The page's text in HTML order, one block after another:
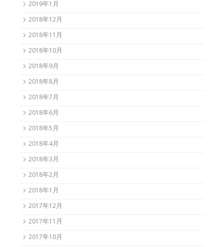
2019年1月
2018年12月
2018年11月
2018年10月
2018年9月
2018年8月
2018年7月
2018年6月
2018年5月
2018年4月
2018年3月
2018年2月
2018年1月
2017年12月
2017年11月
2017年10月